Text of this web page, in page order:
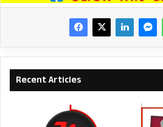
Recent Articles